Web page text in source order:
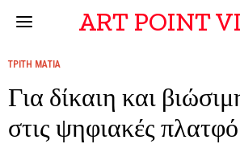
ART POINT
ΤΡΙΤΗ ΜΑΤΙΑ
Για δίκαιη και
στις ψηφιακές